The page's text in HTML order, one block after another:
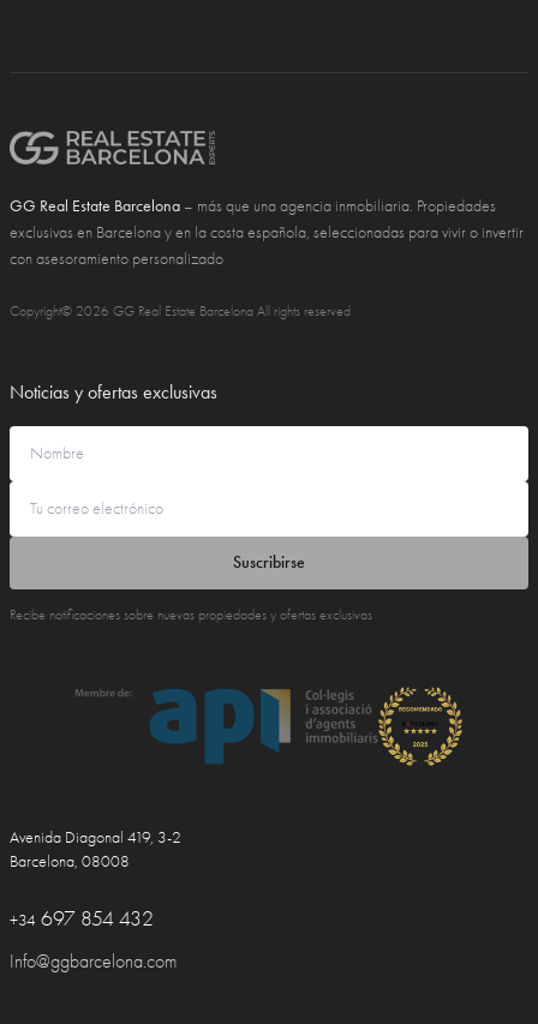
GG Real Estate Barcelona – más que una agencia inmobiliaria. Propiedades
exclusivas en Barcelona y en la costa española, seleccionadas para vivir o invertir
con asesoramiento personalizado
Copyright© 2026 GG Real Estate Barcelona All rights reserved
Noticias y ofertas exclusivas
Suscribirse
Recibe notificaciones sobre nuevas propiedades y ofertas exclusivas
Avenida Diagonal 419, 3-2
Barcelona, 08008
+34 697 854 432
Info@ggbarcelona.com